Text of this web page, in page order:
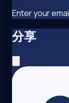
Enter your
分享